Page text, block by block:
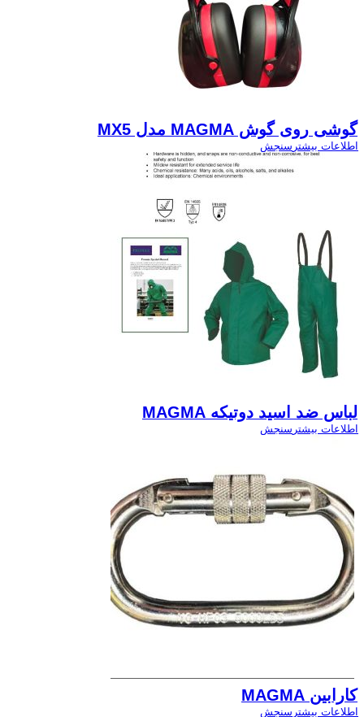
گوشی روی گوش MAGMA مدل MX5
اطلاعات بیشتر سنجش
لباس ضد اسید دوتیکه MAGMA
اطلاعات بیشتر سنجش
کارابین MAGMA
اطلاعات بیشتر سنجش